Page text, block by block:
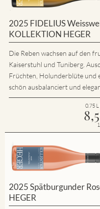
2025 FIDELIUS
KOLLEKTION HEGER
Die Reben wachsen auf den
Kaiserstuhl und Tuniberg.
Früchten, Holunderblüte und
schön ausbalanciert und
0.75
2025 Spätburgunder
HEGER